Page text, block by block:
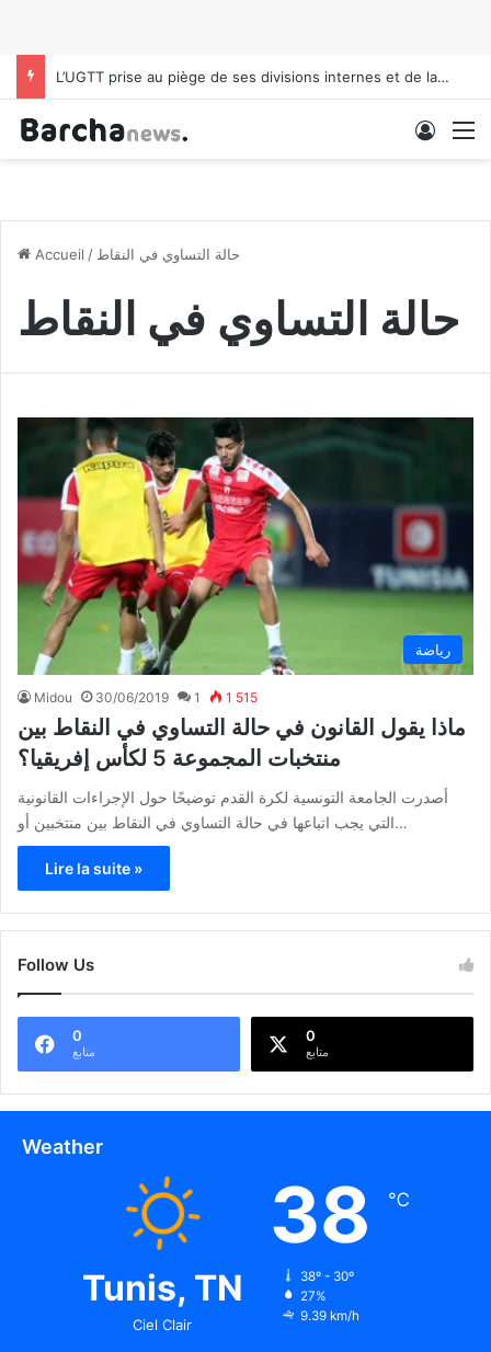
L’UGTT prise au piège de ses divisions internes et de la pression politique
Accueil / حالة التساوي في النقاط
حالة التساوي في النقاط
رياضة
Midou 30/06/2019 1 1 515
ماذا يقول القانون في حالة التساوي في النقاط بين
منتخبات المجموعة 5 لكأس إفريقيا؟
أصدرت الجامعة التونسية لكرة القدم توضيحًا حول الإجراءات القانونية
التي يجب اتباعها في حالة التساوي في النقاط بين منتخبين أو…
Lire la suite »
Follow Us
0
متابع
0
متابع
Weather
Tunis, TN
Ciel Clair
38 ℃
38º - 30º
27%
9.39 km/h